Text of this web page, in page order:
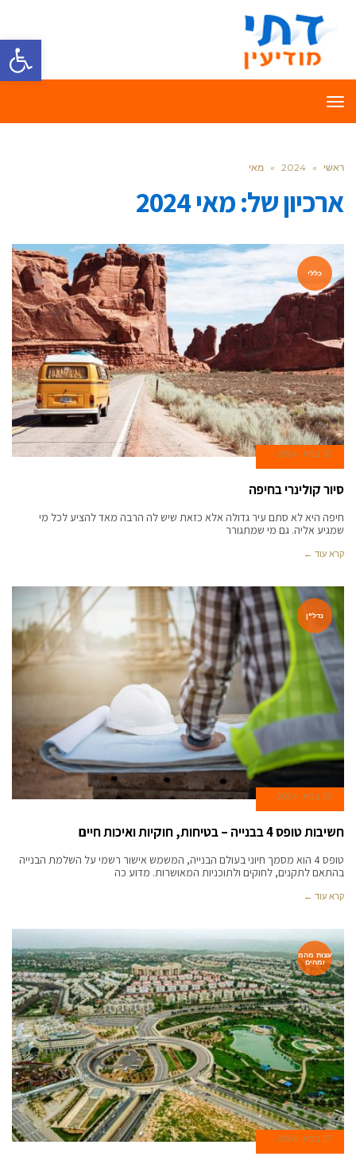
פתח
תפריט
ראשי »
2024
» מאי
ארכיון של:מאי 2024
כללי
30 במאי 2024
סיור קולינרי בחיפה
חיפה היא לא סתם עיר גדולה אלא כזאת שיש לה הרבה מאד להציע לכל מי
שמגיע אליה. גם מי שמתגורר
קרא עוד ←
נדל"ן
29 במאי 2024
חשיבות טופס 4 בבנייה – בטיחות, חוקיות ואיכות חיים
טופס 4 הוא מסמך חיוני בעולם הבנייה, המשמש אישור רשמי על השלמת הבנייה
בהתאם לתקנים, לחוקים ולתוכניות המאושרות. מדוע כה
קרא עוד ←
עצות מהמ
ומחים
27 במאי 2024